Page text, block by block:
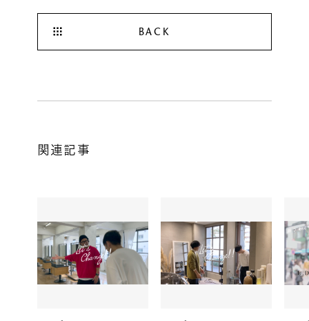
BACK
関連記事